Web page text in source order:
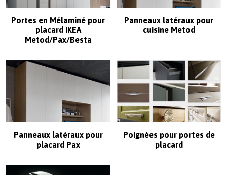
Portes en Mélaminé pour
placard IKEA
Metod/Pax/Besta
Panneaux latéraux pour
cuisine Metod
Panneaux latéraux pour
placard Pax
Poignées pour portes de
placard